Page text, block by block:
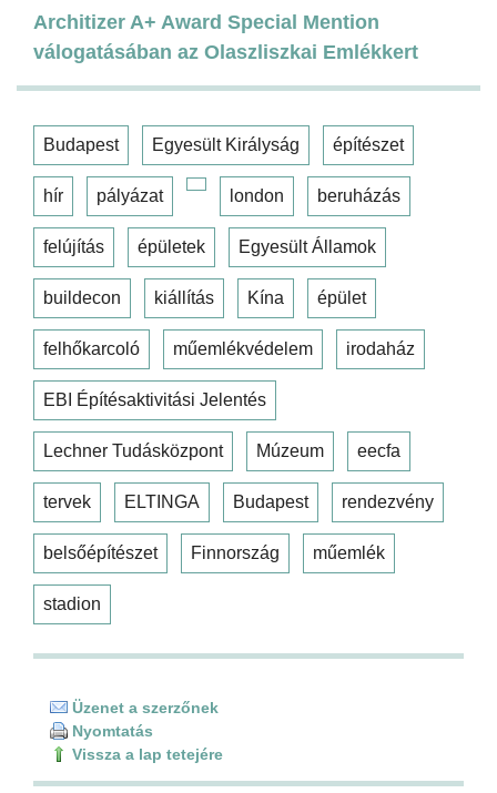
Architizer A+ Award Special Mention
válogatásában az Olaszliszkai Emlékkert
Budapest Egyesült Királyság építészet
hír pályázat london beruházás
felújítás épületek Egyesült Államok
buildecon kiállítás Kína épület
felhőkarcoló műemlékvédelem irodaház
EBI Építésaktivitási Jelentés
Lechner Tudásközpont Múzeum eecfa
tervek ELTINGA Budapest rendezvény
belsőépítészet Finnország műemlék
stadion
Üzenet a szerzőnek
Nyomtatás
Vissza a lap tetejére